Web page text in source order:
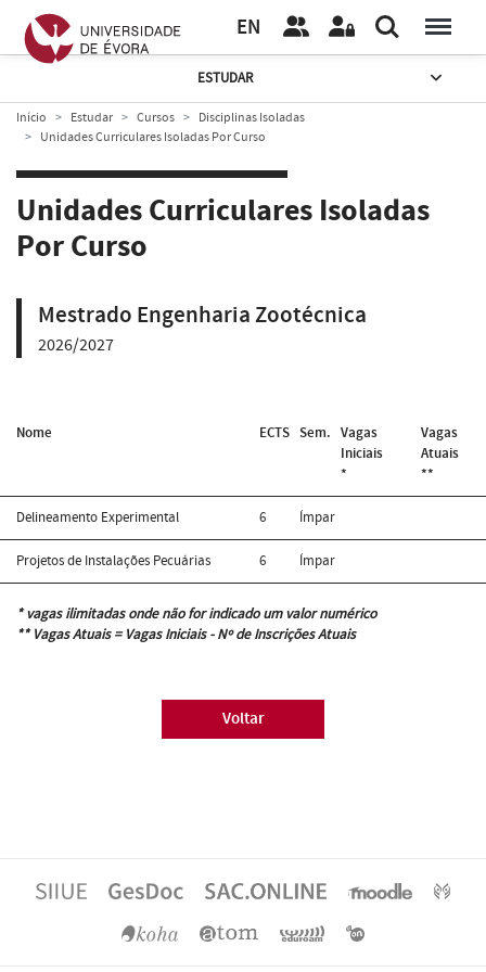
EN
ESTUDAR
Início Estudar Cursos
Disciplinas Isoladas
Unidades Curriculares Isoladas Por Curso
Unidades Curriculares Isoladas
Por Curso
Mestrado Engenharia Zootécnica
2026/2027
Nome ECTS Sem. Vagas
Iniciais
*
Vagas
Atuais
**
Delineamento Experimental 6 Ímpar
Projetos de Instalações Pecuárias 6 Ímpar
* vagas ilimitadas onde não for indicado um valor numérico
** Vagas Atuais = Vagas Iniciais - Nº de Inscrições Atuais
Voltar